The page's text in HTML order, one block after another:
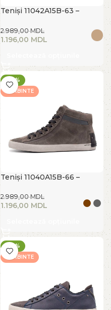
Teniși 11042A15B-63 –
2.989,00MDL
1.196,00 MDL
-60%
FIERBINTE
Teniși 11040A15B-66 –
2.989,00MDL
1.196,00 MDL
-60%
FIERBINTE